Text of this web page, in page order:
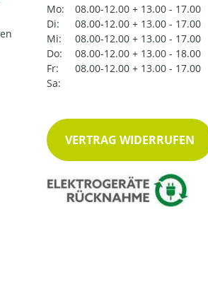
Mo:
08.00-12.00 + 13.00 - 17.00
Di:
08.00-12.00 + 13.00 - 17.00
Mi:
08.00-12.00 + 13.00 - 17.00
Do:
08.00-12.00 + 13.00 - 18.00
Fr:
08.00-12.00 + 13.00 - 17.00
Sa:
VERTRAG WIDERRUFEN